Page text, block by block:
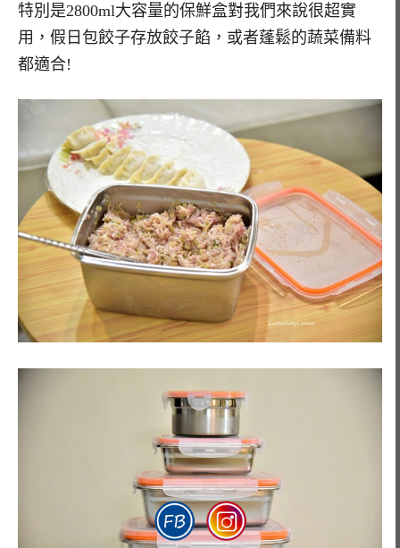
特別是2800ml大容量的保鮮盒對我們來說很超實
用，假日包餃子存放餃子餡，或者蓬鬆的蔬菜備料
都適合!